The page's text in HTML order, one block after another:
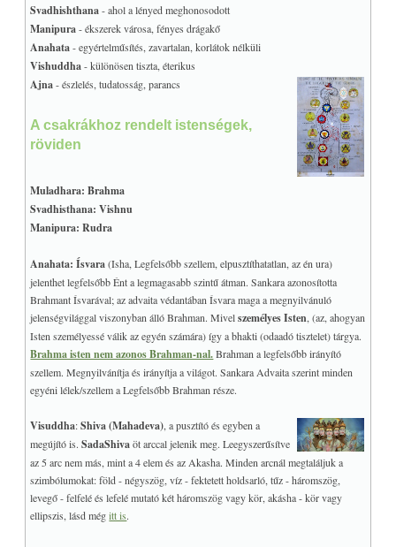
Svadhishthana- ahol a lényed meghonosodott
Manipura- ékszerek városa, fényes drágakő
Anahata- egyértelműsítés, zavartalan, korlátok nélküli
Vishuddha- különösen tiszta, éterikus
Ajna- észlelés, tudatosság, parancs
A csakrákhoz rendelt istenségek,
röviden
Muladhara: Brahma
Svadhisthana: Vishnu
Manipura: Rudra
Anahata: Ísvara(Isha, Legfelsőbb szellem, elpusztíthatatlan, az én ura)
jelenthet legfelsőbb Ént a legmagasabb szintű átman. Sankara azonosította
Brahmant Ísvarával; az advaita védantában Ísvara maga a megnyilvánuló
jelenségvilággal viszonyban álló Brahman. Mivelszemélyes Isten , (az, ahogyan
Isten személyessé válik az egyén számára) így a bhakti (odaadó tisztelet) tárgya.
Brahma isten nem azonos Brahman-nal.Brahman a legfelsőbb irányító
szellem. Megnyilvánítja és irányítja a világot. Sankara Advaita szerint minden
egyéni lélek/szellem a Legfelsőbb Brahman része.
Visuddha:Shiva (Mahadeva) , a pusztító és egyben a
megújító is.SadaShivaöt arccal jelenik meg. Leegyszerűsítve
az 5 arc nem más, mint a 4 elem és az Akasha. Minden arcnál megtaláljuk a
szimbólumokat: föld - négyszög, víz - fektetett holdsarló, tűz - háromszög,
levegő - felfelé és lefelé mutató két háromszög vagy kör, akásha - kör vagy
ellipszis, lásd mégitt is.